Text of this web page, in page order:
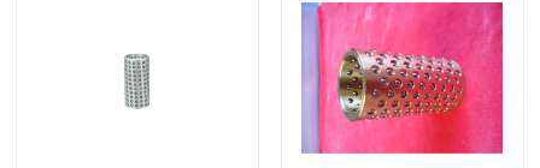
Samosmarujące się łożyska z brązu